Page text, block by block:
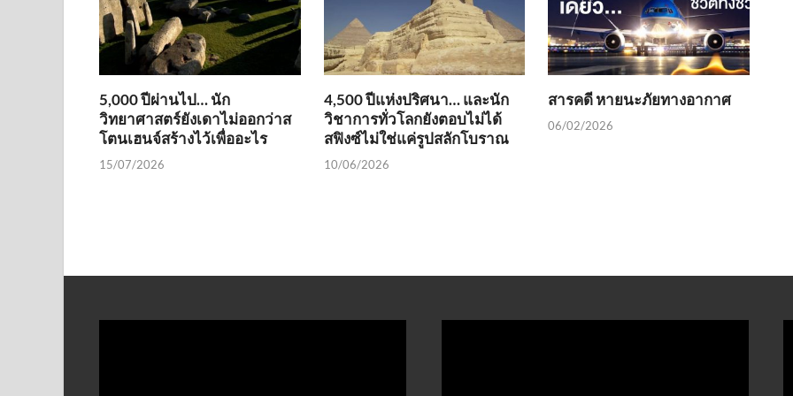
5,000 ปีผ่านไป… นัก
วิทยาศาสตร์ยังเดาไม่ออกว่าส
โตนเฮนจ์สร้างไว้เพื่ออะไร
15/07/2026
4,500 ปีแห่งปริศนา… และนัก
วิชาการทั่วโลกยังตอบไม่ได้
สฟิงซ์ไม่ใช่แค่รูปสลักโบราณ
10/06/2026
สารคดี หายนะภัยทางอากาศ
06/02/2026